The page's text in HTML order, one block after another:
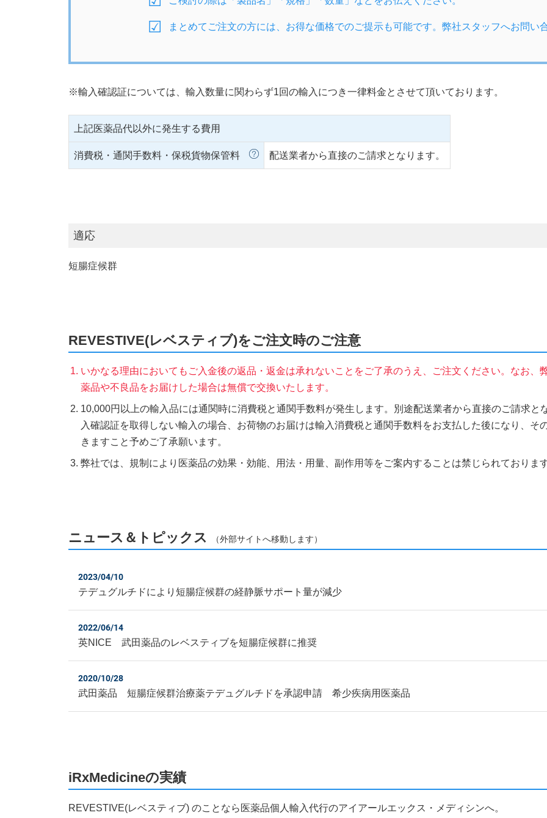
まとめてご注文の方には、お得な価格でのご提示も可能です。弊社スタッフへお問い
※輸入確認証については、輸入数量に関わらず1回の輸入につき一律料金とさせて頂いております。
上記医薬品代以外に発生する費用
消費税・通関手数料・保税貨物保管料 配送業者から直接のご請求となります。
適応
短腸症候群
REVESTIVE(レベスティブ)をご注文時のご注意
いかなる理由においてもご入金後の返品・返金は承れないことをご了承のうえ、ご注文ください。なお、
薬品や不良品をお届けした場合は無償で交換いたします。
10,000円以上の輸入品には通関時に消費税と通関手数料が発生します。別途配送業者から直接のご請求
入確認証を取得しない輸入の場合、お荷物のお届けは輸入消費税と通関手数料をお支払した後になり、そ
きますこと予めご了承願います。
弊社では、規制により医薬品の効果・効能、用法・用量、副作用等をご案内することは禁じられておりま
ニュース＆トピックス （外部サイトへ移動します）
2023/04/10
テデュグルチドにより短腸症候群の経静脈サポート量が減少
2022/06/14
英NICE 武田薬品のレベスティブを短腸症候群に推奨
2020/10/28
武田薬品 短腸症候群治療薬テデュグルチドを承認申請 希少疾病用医薬品
iRxMedicineの実績
REVESTIVE(レベスティブ) のことなら医薬品個人輸入代行のアイアールエックス・メディシンへ。